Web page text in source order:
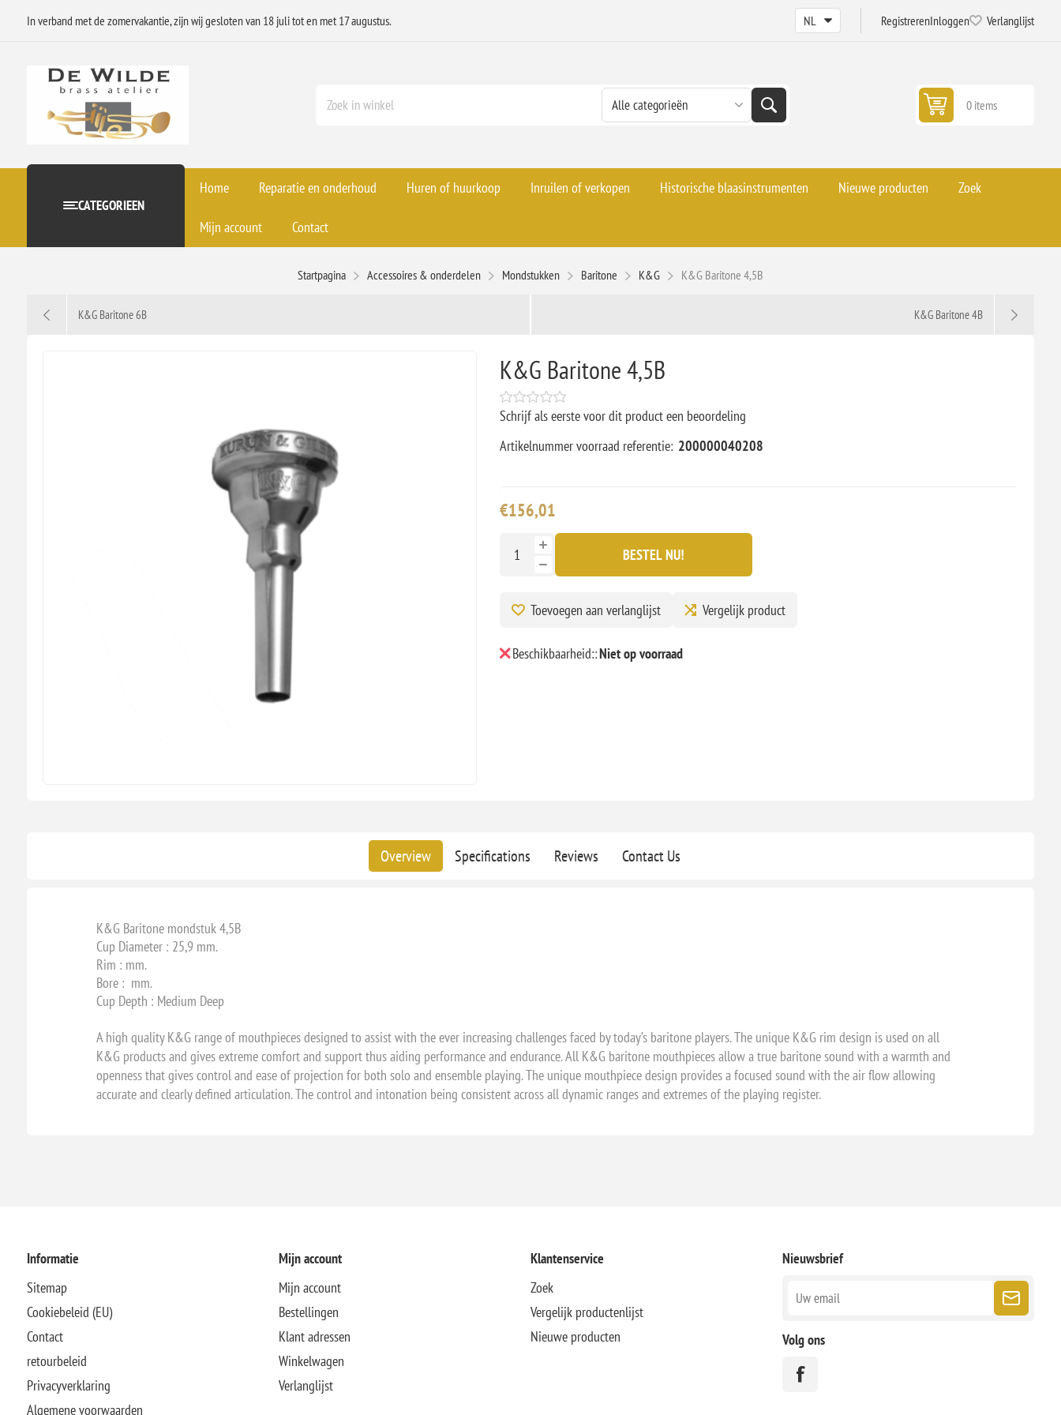
In verband met de zomervakantie, zijn wij gesloten van 18 juli tot en met 17 augustus. RegistrerenInloggen Verlanglijst
0 items
CATEGORIEEN
Home Reparatie en onderhoud Huren of huurkoop Inruilen of verkopen Historische blaasinstrumenten Nieuwe producten Zoek
Mijn account Contact
Startpagina Accessoires & onderdelen Mondstukken Baritone K&G K&G Baritone 4,5B
K&G Baritone 6B K&G Baritone 4B
K&G Baritone 4,5B
Schrijf als eerste voor dit product een beoordeling
Artikelnummer voorraad referentie: 200000040208
€156,01
BESTEL NU!
Toevoegen aan verlanglijst Vergelijk product
Beschikbaarheid::Niet op voorraad
Overview Specifications Reviews Contact Us
K&G Baritone mondstuk 4,5B
Cup Diameter : 25,9 mm.
Rim : mm.
Bore : mm.
Cup Depth : Medium Deep
A high quality K&G range of mouthpieces designed to assist with the ever increasing challenges faced by today’s baritone players. The unique K&G rim design is used on all
K&G products and gives extreme comfort and support thus aiding performance and endurance. All K&G baritone mouthpieces allow a true baritone sound with a warmth and
openness that gives control and ease of projection for both solo and ensemble playing. The unique mouthpiece design provides a focused sound with the air flow allowing
accurate and clearly defined articulation. The control and intonation being consistent across all dynamic ranges and extremes of the playing register.
Informatie
Sitemap
Cookiebeleid (EU)
Contact
retourbeleid
Privacyverklaring
Algemene voorwaarden
Mijn account
Mijn account
Bestellingen
Klant adressen
Winkelwagen
Verlanglijst
Klantenservice
Zoek
Vergelijk productenlijst
Nieuwe producten
Nieuwsbrief
Volg ons